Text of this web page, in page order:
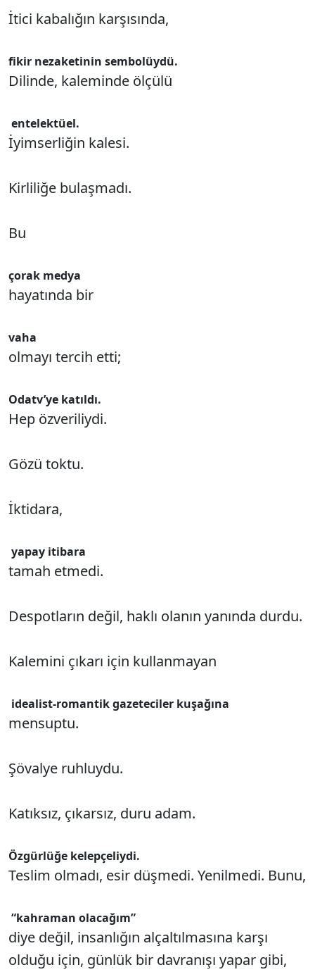
İtici kabalığın karşısında,
fikir nezaketinin sembolüydü.
Dilinde, kaleminde ölçülü
entelektüel.
İyimserliğin kalesi.
Kirliliğe bulaşmadı.
Bu
çorak medya
hayatında bir
vaha
olmayı tercih etti;
Odatv’ye katıldı.
Hep özveriliydi.
Gözü toktu.
İktidara,
yapay itibara
tamah etmedi.
Despotların değil, haklı olanın yanında durdu.
Kalemini çıkarı için kullanmayan
idealist-romantik gazeteciler kuşağına
mensuptu.
Şövalye ruhluydu.
Katıksız, çıkarsız, duru adam.
Özgürlüğe kelepçeliydi.
Teslim olmadı, esir düşmedi. Yenilmedi. Bunu,
“kahraman olacağım”
diye değil, insanlığın alçaltılmasına karşı
olduğu için, günlük bir davranışı yapar gibi,